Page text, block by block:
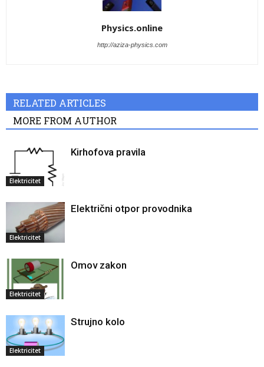
Physics.online
http://aziza-physics.com
RELATED ARTICLES
MORE FROM AUTHOR
Elektricitet
Kirhofova pravila
Elektricitet
Električni otpor provodnika
Elektricitet
Omov zakon
Elektricitet
Strujno kolo